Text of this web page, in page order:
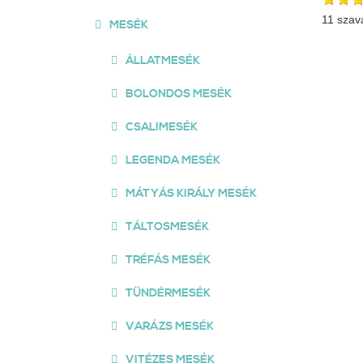
11
MESÉK
ÁLLATMESÉK
BOLONDOS MESÉK
CSALIMESÉK
LEGENDA MESÉK
MÁTYÁS KIRÁLY MESÉK
TÁLTOSMESÉK
TRÉFÁS MESÉK
TÜNDÉRMESÉK
VARÁZS MESÉK
VITÉZES MESÉK